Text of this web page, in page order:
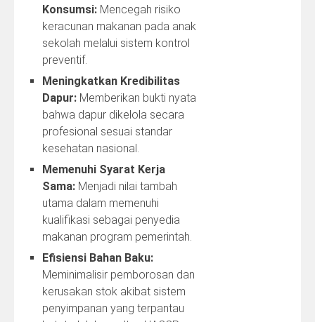
Konsumsi: Mencegah risiko
keracunan makanan pada anak
sekolah melalui sistem kontrol
preventif.
Meningkatkan Kredibilitas
Dapur: Memberikan bukti nyata
bahwa dapur dikelola secara
profesional sesuai standar
kesehatan nasional.
Memenuhi Syarat Kerja
Sama: Menjadi nilai tambah
utama dalam memenuhi
kualifikasi sebagai penyedia
makanan program pemerintah.
Efisiensi Bahan Baku:
Meminimalisir pemborosan dan
kerusakan stok akibat sistem
penyimpanan yang terpantau